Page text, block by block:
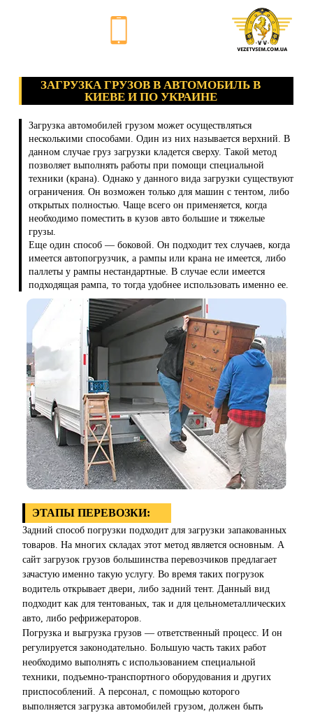
ЗАГРУЗКА ГРУЗОВ В АВТОМОБИЛЬ В
КИЕВЕ И ПО УКРАИНЕ
Загрузка автомобилей грузом может осуществляться
несколькими способами. Один из них называется верхний. В
данном случае груз загрузки кладется сверху. Такой метод
позволяет выполнять работы при помощи специальной
техники (крана). Однако у данного вида загрузки существуют
ограничения. Он возможен только для машин с тентом, либо
открытых полностью. Чаще всего он применяется, когда
необходимо поместить в кузов авто большие и тяжелые
грузы.
Еще один способ — боковой. Он подходит тех случаев, когда
имеется автопогрузчик, а рампы или крана не имеется, либо
паллеты у рампы нестандартные. В случае если имеется
подходящая рампа, то тогда удобнее использовать именно ее.
ЭТАПЫ ПЕРЕВОЗКИ:
Задний способ погрузки подходит для загрузки запакованных
товаров. На многих складах этот метод является основным. А
сайт загрузок грузов большинства перевозчиков предлагает
зачастую именно такую услугу. Во время таких погрузок
водитель открывает двери, либо задний тент. Данный вид
подходит как для тентованых, так и для цельнометаллических
авто, либо рефрижераторов.
Погрузка и выгрузка грузов — ответственный процесс. И он
регулируется законодательно. Большую часть таких работ
необходимо выполнять с использованием специальной
техники, подъемно-транспортного оборудования и других
приспособлений. А персонал, с помощью которого
выполняется загрузка автомобилей грузом, должен быть